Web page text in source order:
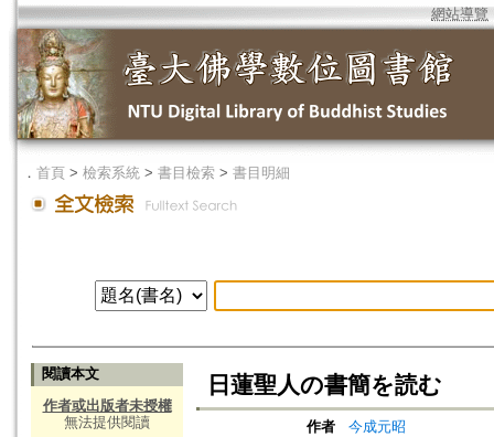
網站導覽
． 首頁 > 檢索系統 > 書目檢索 > 書目明細
閱讀本文
作者或出版者未授權
無法提供閱讀
日蓮聖人の書簡を読む
作者
今成元昭